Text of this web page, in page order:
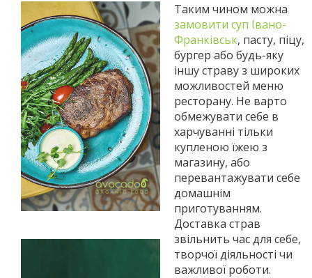
Таким чином можна
замовити суп Івано-
Франківськ, пасту, піцу,
бургер або будь-яку
іншу страву з широких
можливостей меню
ресторану. Не варто
обмежувати себе в
харчуванні тільки
купленою їжею з
магазину, або
перевантажувати себе
домашнім
приготуванням.
Доставка страв
звільнить час для себе,
творчої діяльності чи
важливої роботи.